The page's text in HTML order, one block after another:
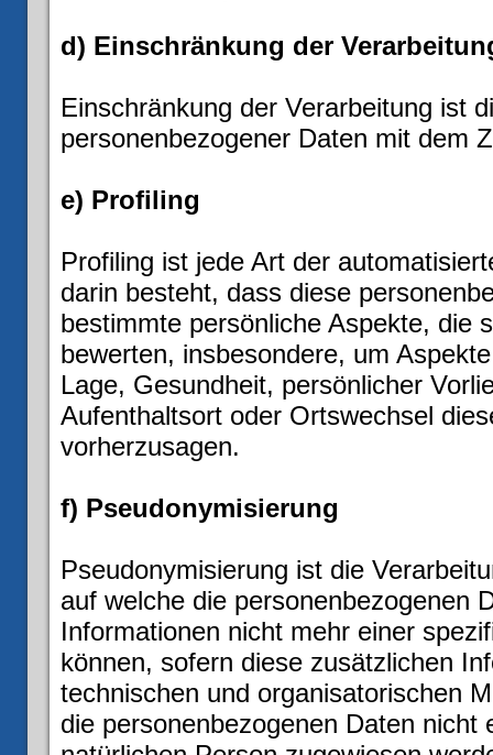
d) Einschränkung der
Einschränkung der Verarbeitung ist
personenbezogener Daten mit dem
e) Profiling
Profiling ist jede Art der
darin besteht, dass diese
bestimmte persönliche Aspekte, die
bewerten, insbesondere, um
Lage, Gesundheit, persönlicher
Aufenthaltsort oder Ortswechsel
vorherzusagen.
f) Pseudonymisierung
Pseudonymisierung ist die
auf welche die personenbezogenen
Informationen nicht mehr einer
können, sofern diese zusätzlichen
technischen und organisatorischen
die personenbezogenen Daten